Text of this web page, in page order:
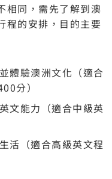
相同，需先了解到澳
程的安排，目的主要
體驗澳洲文化（適合
分）
文能力（適合中級英
活（適合高級英文程